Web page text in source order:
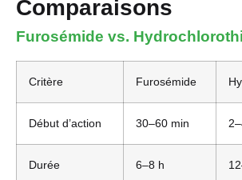
Comparaisons
Furosémide vs.
Critère Furosémide
Début d’action 30–60 min
Durée 6–8 h